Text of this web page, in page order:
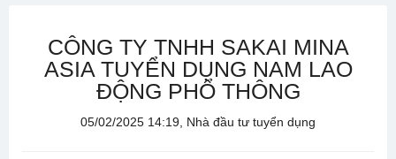
CÔNG TY TNHH SAKAI MINA
ASIA TUYỂN DỤNG NAM LAO
ĐỘNG PHỔ THÔNG
05/02/2025 14:19, Nhà đầu tư tuyển dụng